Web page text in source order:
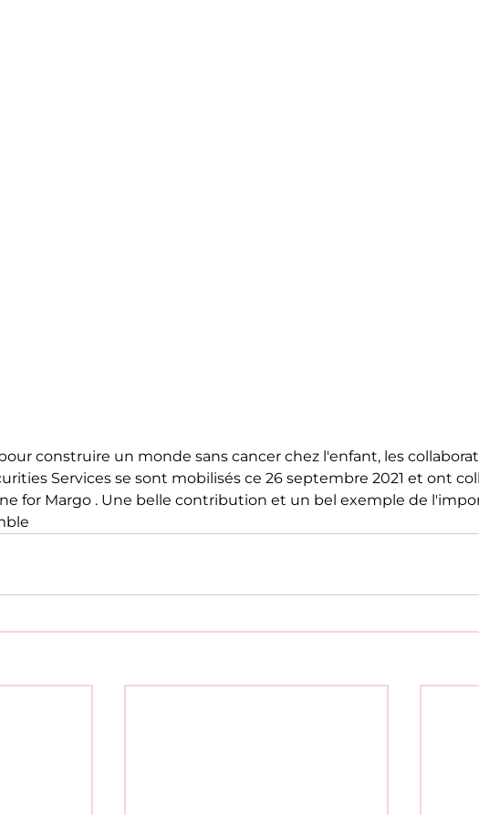
construire un monde sans cancer chez l'enfant, les
Services se sont mobilisés ce 26 septembre 2021 et ont
for Margo . Une belle contribution et un bel exemple de